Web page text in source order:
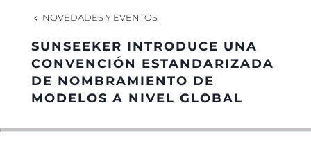
EL EQUIPO
HISTORIA
NOVEDADES Y EVENTOS
SUNSEEKER INTRODUCE UNA
CONVENCIÓN ESTANDARIZADA
DE NOMBRAMIENTO DE
MODELOS A NIVEL GLOBAL